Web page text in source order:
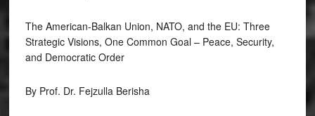
The American-Balkan Union, NATO, and the EU: Three
Strategic Visions, One Common Goal – Peace, Security,
and Democratic Order
By Prof. Dr. Fejzulla Berisha